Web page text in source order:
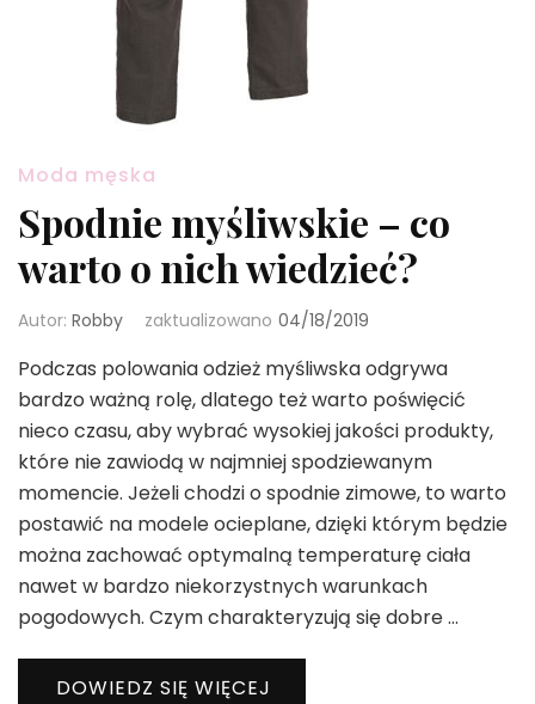
Moda męska
Spodnie myśliwskie – co
warto o nich wiedzieć?
Autor: Robby zaktualizowano 04/18/2019
Podczas polowania odzież myśliwska odgrywa
bardzo ważną rolę, dlatego też warto poświęcić
nieco czasu, aby wybrać wysokiej jakości produkty,
które nie zawiodą w najmniej spodziewanym
momencie. Jeżeli chodzi o spodnie zimowe, to warto
postawić na modele ocieplane, dzięki którym będzie
można zachować optymalną temperaturę ciała
nawet w bardzo niekorzystnych warunkach
pogodowych. Czym charakteryzują się dobre …
DOWIEDZ SIĘ WIĘCEJ